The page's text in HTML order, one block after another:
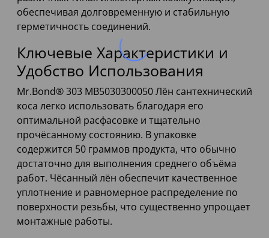
обеспечивая долговременную и стабильную
герметичность соединений.
Ключевые Характеристики и
Удобство Использования
Mr.Bond® 303 MB5030300050 Лён сантехнический
коса легко использовать благодаря его
оптимальной расфасовке и тщательно
прочёсанному состоянию. В упаковке
содержится 50 граммов продукта, что обычно
достаточно для выполнения среднего объёма
работ. Чёсанный лён обеспечит качественное
уплотнение и равномерное распределение по
поверхности резьбы, что существенно упрощает
монтажные работы.